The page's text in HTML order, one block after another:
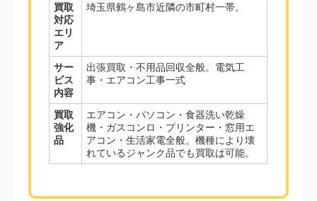
買取
対応
エリ
ア
埼玉県鶴ヶ島市近隣の市町村一帯。
サー
ビス
内容
出張買取・不用品回収全般。電気工
事・エアコン工事一式
買取
強化
品
エアコン・パソコン・食器洗い乾燥
機・ガスコンロ・プリンター・窓用エ
アコン・生活家電全般。機種により壊
れているジャンク品でも買取は可能。